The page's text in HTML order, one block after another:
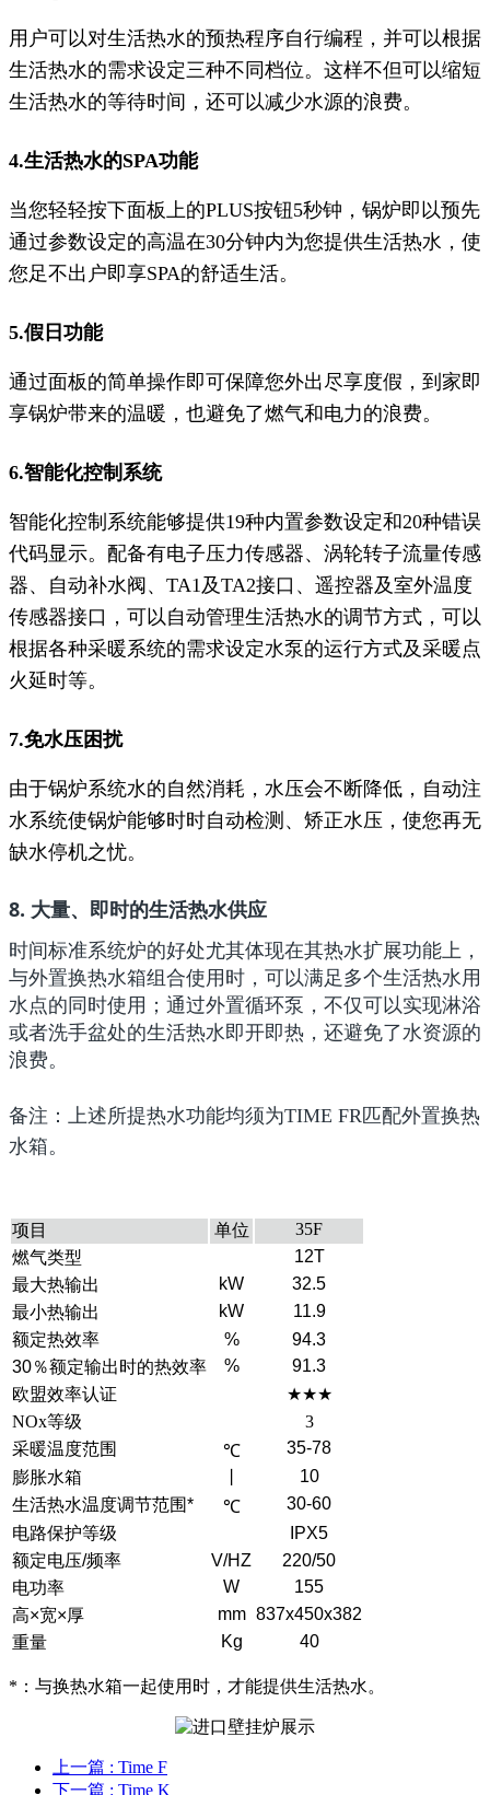
用户可以对生活热水的预热程序自行编程，并可以根据
生活热水的需求设定三种不同档位。这样不但可以缩短
生活热水的等待时间，还可以减少水源的浪费。
4.生活热水的SPA功能
当您轻轻按下面板上的PLUS按钮5秒钟，锅炉即以预先
通过参数设定的高温在30分钟内为您提供生活热水，使
您足不出户即享SPA的舒适生活。
5.假日功能
通过面板的简单操作即可保障您外出尽享度假，到家即
享锅炉带来的温暖，也避免了燃气和电力的浪费。
6.智能化控制系统
智能化控制系统能够提供19种内置参数设定和20种错误
代码显示。配备有电子压力传感器、涡轮转子流量传感
器、自动补水阀、TA1及TA2接口、遥控器及室外温度
传感器接口，可以自动管理生活热水的调节方式，可以
根据各种采暖系统的需求设定水泵的运行方式及采暖点
火延时等。
7.免水压困扰
由于锅炉系统水的自然消耗，水压会不断降低，自动注
水系统使锅炉能够时时自动检测、矫正水压，使您再无
缺水停机之忧。
8. 大量、即时的生活热水供应
时间标准系统炉的好处尤其体现在其热水扩展功能上，
与外置换热水箱组合使用时，可以满足多个生活热水用
水点的同时使用；通过外置循环泵，不仅可以实现淋浴
或者洗手盆处的生活热水即开即热，还避免了水资源的
浪费。
备注：上述所提热水功能均须为TIME FR匹配外置换热
水箱。
项目 单位
35F
燃气类型
12T
最大热输出
kW
32.5
最小热输出
kW
11.9
额定热效率
%
94.3
30％额定输出时的热效率
%
91.3
欧盟效率认证
★★★
NOx等级
3
采暖温度范围
℃
35-78
膨胀水箱
10
生活热水温度调节范围*
℃
30-60
电路保护等级
IPX5
额定电压/频率
V/HZ
220/50
电功率
W
155
高×宽×厚
mm 837x450x382
重量
Kg 40
*：与换热水箱一起使用时，才能提供生活热水。
上一篇 : Time F
下一篇 : Time K